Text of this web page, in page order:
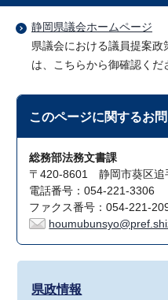
静岡県議会ホームページ
県議会における議員提案
は、こちらから御確認くだ
このページに関するお
総務部法務文書課
〒420-8601 静岡市葵区追
電話番号：054-221-3306
ファクス番号：054-221-
県政情報